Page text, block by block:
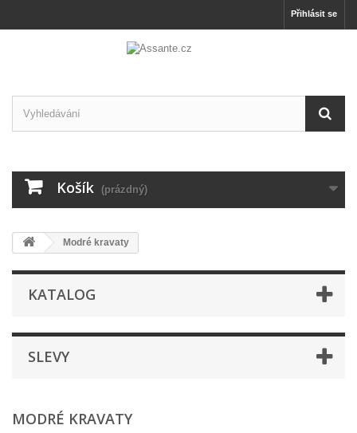
Přihlásit se
Košík (prázdný)
Modré kravaty
KATALOG
SLEVY
MODRÉ KRAVATY